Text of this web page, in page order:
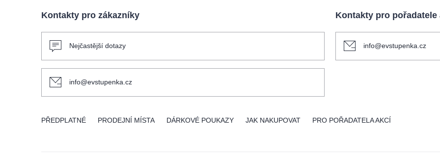
Kontakty pro zákazníky
Nejčastější dotazy
info@evstupenka.cz
Kontakty pro pořadatele
info@evstupenka.cz
PŘEDPLATNÉ PRODEJNÍ MÍSTA DÁRKOVÉ POUKAZY JAK NAKUPOVAT PRO POŘADATELA AKCÍ